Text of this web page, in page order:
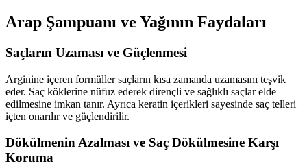
Arap Şampuanı ve Yağının Faydaları
Saçların Uzaması ve Güçlenmesi
Arginine içeren formüller saçların kısa zamanda uzamasını teşvik
eder. Saç köklerine nüfuz ederek dirençli ve sağlıklı saçlar elde
edilmesine imkan tanır. Ayrıca keratin içerikleri sayesinde saç telleri
içten onarılır ve güçlendirilir.
Dökülmenin Azalması ve Saç Dökülmesine Karşı
Koruma